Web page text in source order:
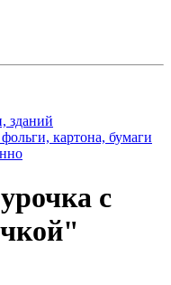
зданий
картона, бумаги
с